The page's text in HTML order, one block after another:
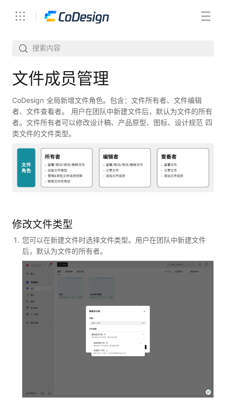
文件成员管理
CoDesign 全局新增文件角色。包含：文件所有者、文件编辑
者、文件查看者。 用户在团队中新建文件后，默认为文件的所有
者。文件所有者可以修改设计稿、产品原型、图标、设计规范 四
类文件的文件类型。
修改文件类型
您可以在新建文件时选择文件类型。用户在团队中新建文件
后，默认为文件的所有者。